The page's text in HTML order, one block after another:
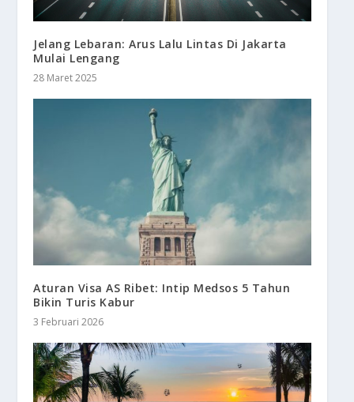
Jelang Lebaran: Arus Lalu Lintas Di Jakarta
Mulai Lengang
28 Maret 2025
Aturan Visa AS Ribet: Intip Medsos 5 Tahun
Bikin Turis Kabur
3 Februari 2026